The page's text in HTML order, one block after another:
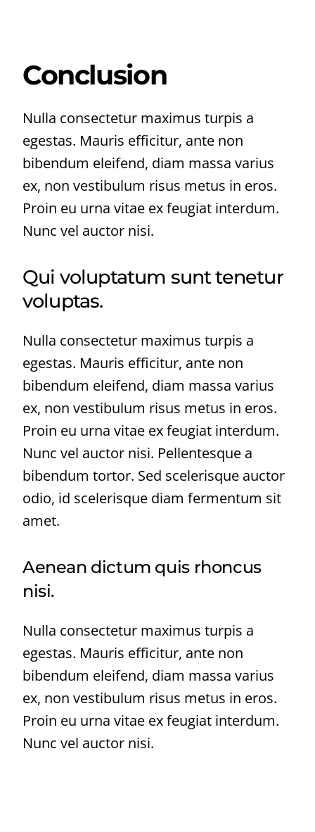
Conclusion
Nulla consectetur maximus turpis a
egestas. Mauris efficitur, ante non
bibendum eleifend, diam massa varius
ex, non vestibulum risus metus in eros.
Proin eu urna vitae ex feugiat interdum.
Nunc vel auctor nisi.
Qui voluptatum sunt tenetur
voluptas.
Nulla consectetur maximus turpis a
egestas. Mauris efficitur, ante non
bibendum eleifend, diam massa varius
ex, non vestibulum risus metus in eros.
Proin eu urna vitae ex feugiat interdum.
Nunc vel auctor nisi. Pellentesque a
bibendum tortor. Sed scelerisque auctor
odio, id scelerisque diam fermentum sit
amet.
Aenean dictum quis rhoncus
nisi.
Nulla consectetur maximus turpis a
egestas. Mauris efficitur, ante non
bibendum eleifend, diam massa varius
ex, non vestibulum risus metus in eros.
Proin eu urna vitae ex feugiat interdum.
Nunc vel auctor nisi.